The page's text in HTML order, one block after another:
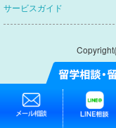
フィリピン・セブ島
持ち物リスト
フィリピン・セブ
フィリピン・セブ
フィリピン・セブ島
Wi-Fiの使用・購入
サービスガイド